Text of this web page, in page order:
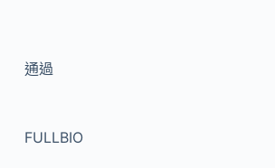
通過
FULLBIO